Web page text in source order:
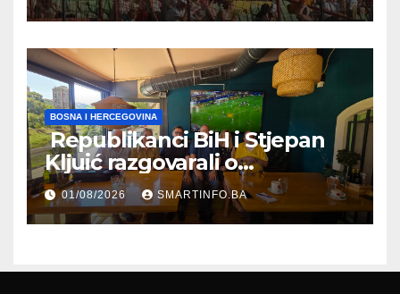
BOSNA I HERCEGOVINA
Republikanci BiH i Stjepan
Kljuić razgovarali o
evropskom putu Bosne i
Hercegovine
01/08/2026 SMARTINFO.BA